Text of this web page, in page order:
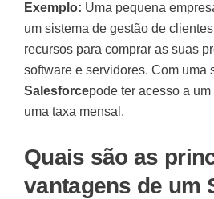
Exemplo: Uma pequena
um sistema de gestão de
recursos para comprar as suas
software e servidores. Com uma
Salesforcepode ter acesso a
uma taxa mensal.
Quais são as
vantagens de um